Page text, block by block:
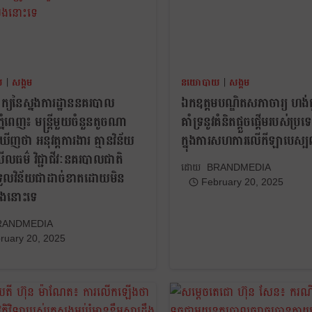
| សង្គម
យនៃស្នងការដ្ឋាននគរបាល
នំពេញ៖ មន្ត្រីមួយចំនួនតូចណា
ថា អនុវត្តការងារ គ្មានវិន័យ
លធម៌ វិជ្ជាជីវៈនគរបាលជាតិ
លវិន័យជាដាច់ខាតដោយមិន
ោះទេ
20, 2025
នយោបាយ | សង្គម
ឯកឧត្តមបណ្ឌិតសភាចារ្យ ហ
គាំទ្រនូវគំនិតផ្តួចផ្តើមរបស់ប្
ក្នុងការសហការលើកីឡាបេស្
BRANDMEDIA
February 20, 2025